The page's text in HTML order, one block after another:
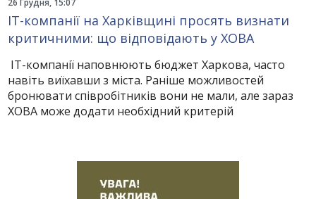
26 Грудня, 15:07
IT-компанії на Харківщині просять визнати
критичними: що відповідають у ХОВА
IT-компанії наповнюють бюджет Харкова, часто
навіть виїхавши з міста. Раніше можливостей
бронювати співробітників вони не мали, але зараз
ХОВА може додати необхідний критерій